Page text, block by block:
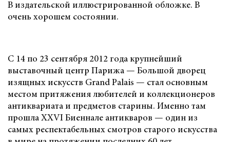
В издательской иллюстрированной обложке. В
очень хорошем состоянии.
С 14 по 23 сентября 2012 года крупнейший
выставочный центр Парижа — Большой дворец
изящных искусств Grand Palais — стал основным
местом притяжения любителей и коллекционеров
антиквариата и предметов старины. Именно там
прошла XXVI Биеннале антикваров — один из
самых респектабельных смотров старого искусства